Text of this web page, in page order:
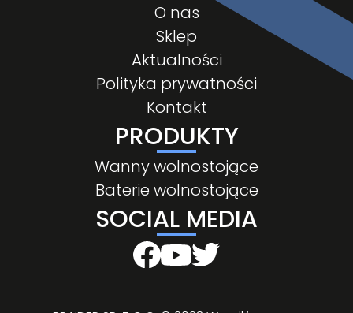
O nas
Sklep
Aktualności
Polityka prywatności
Kontakt
PRODUKTY
Wanny wolnostojące
Baterie wolnostojące
SOCIAL MEDIA